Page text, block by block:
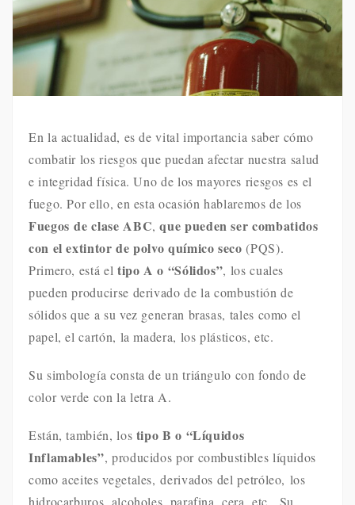
En la actualidad, es de vital importancia saber cómo
combatir los riesgos que puedan afectar nuestra salud
e integridad física. Uno de los mayores riesgos es el
fuego. Por ello, en esta ocasión hablaremos de los
Fuegos de clase ABC, que pueden ser combatidos
con el extintor de polvo químico seco (PQS).
Primero, está el tipo A o “Sólidos”, los cuales
pueden producirse derivado de la combustión de
sólidos que a su vez generan brasas, tales como el
papel, el cartón, la madera, los plásticos, etc.
Su simbología consta de un triángulo con fondo de
color verde con la letra A.
Están, también, los tipo B o “Líquidos
Inflamables”, producidos por combustibles líquidos
como aceites vegetales, derivados del petróleo, los
hidrocarburos, alcoholes, parafina, cera, etc. Su